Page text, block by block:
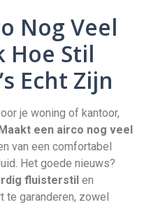
Nog Veel
Hoe Stil
Echt Zijn
je woning of kantoor,
een airco nog veel
van een comfortabel
Het goede nieuws?
fluisterstil en
te garanderen, zowel